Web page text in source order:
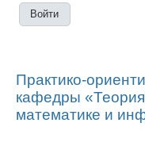
Практико-
кафедры
математике и